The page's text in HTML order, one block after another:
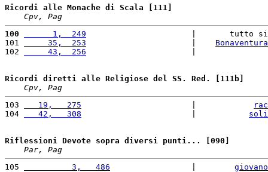
Ricordi alle Monache di Scala [111]
Cpv, Pag
100
      1,  249
|       tutto
101
     35,  253
Bonaventura
102
     43,  256
Ricordi diretti alle Religiose del SS. Red. [111b]
Cpv, Pag
103
   19,   275
104
   42,   308
Riflessioni Devote sopra diversi punti... [090]
Par, Pag
105
          3,   486
giovano